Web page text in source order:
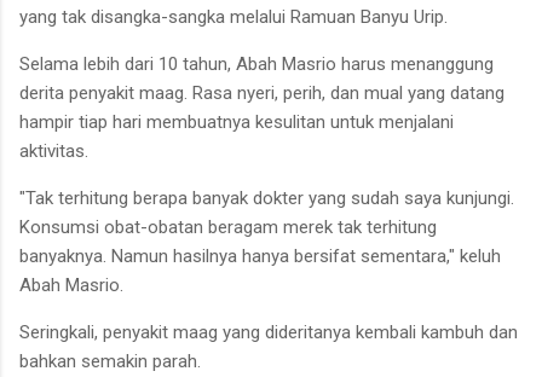
yang tak disangka-sangka melalui Ramuan Banyu Urip.
Selama lebih dari 10 tahun, Abah Masrio harus menanggung
derita penyakit maag. Rasa nyeri, perih, dan mual yang datang
hampir tiap hari membuatnya kesulitan untuk menjalani
aktivitas.
"Tak terhitung berapa banyak dokter yang sudah saya kunjungi.
Konsumsi obat-obatan beragam merek tak terhitung
banyaknya. Namun hasilnya hanya bersifat sementara," keluh
Abah Masrio.
Seringkali, penyakit maag yang dideritanya kembali kambuh dan
bahkan semakin parah.